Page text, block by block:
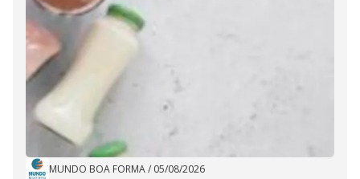
MUNDO BOA FORMA/ 05/08/2026